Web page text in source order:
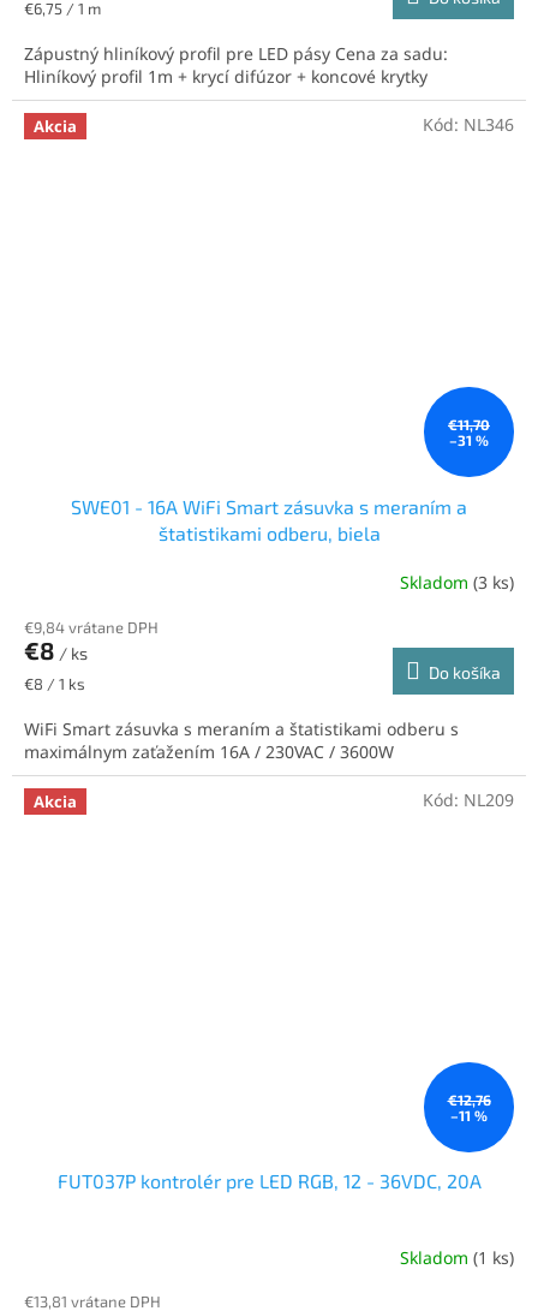
Jednotková
€6,75 / 1 m
Zápustný hliníkový profil pre LED pásy Cena za sadu:
Hliníkový profil 1m + krycí difúzor + koncové krytky
Akcia
€11,70
–31 %
SWE01 - 16A WiFi Smart zásuvka s meraním a
štatistikami odberu, biela
Skladom (3 ks)
€9,84 vrátane DPH
€8 / ks
Jednotková
€8 / 1 ks
Do košíka
WiFi Smart zásuvka s meraním a štatistikami odberu s
maximálnym zaťažením 16A / 230VAC / 3600W
Kód: NL346
Akcia
€12,76
–11 %
FUT037P kontrolér pre LED RGB, 12 - 36VDC, 20A
Skladom (1 ks)
€13,81 vrátane DPH
Kód: NL209